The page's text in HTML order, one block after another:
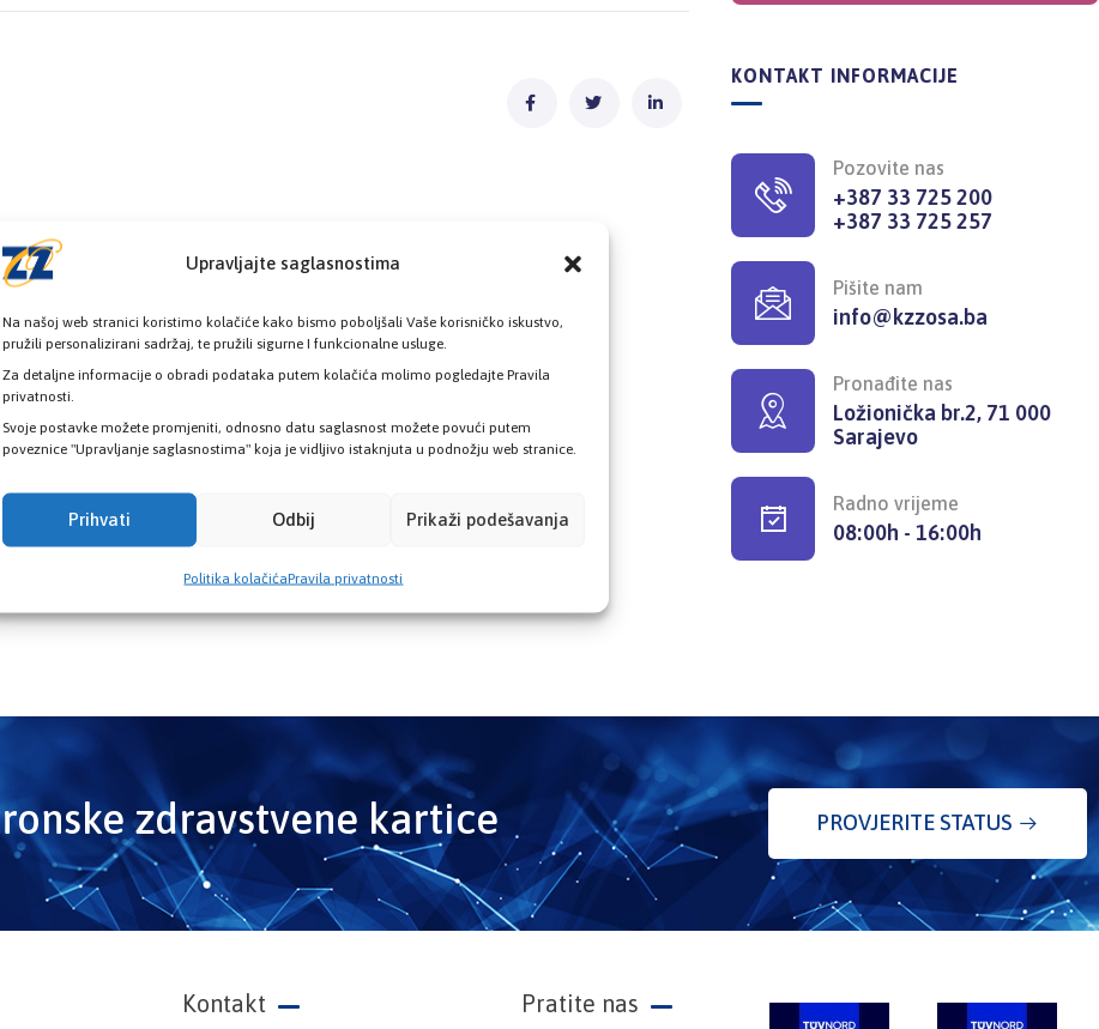
Upravljajte saglasnostima
Na našoj web stranici koristimo kolačiće kako bismo poboljšali Vaše korisničko iskustvo,
pružili personalizirani sadržaj, te pružili sigurne I funkcionalne usluge.
Za detaljne informacije o obradi podataka putem kolačića molimo pogledajte Pravila
privatnosti.
Svoje postavke možete promjeniti, odnosno datu saglasnost možete povući putem
poveznice "Upravljanje saglasnostima" koja je vidljivo istaknjuta u podnožju web stranice.
Prihvati Odbij Prikaži podešavanja
Politika kolačićaPravila privatnosti
KONTAKT INFORMACIJE
Pozovite nas
+387 33 725 200
+387 33 725 257
Pišite nam
info@kzzosa.ba
Pronađite nas
Ložionička br.2, 71 000
Sarajevo
Radno vrijeme
08:00h - 16:00h
zdravstvene kartice PROVJERITE STATUS
Kontakt Pratite nas